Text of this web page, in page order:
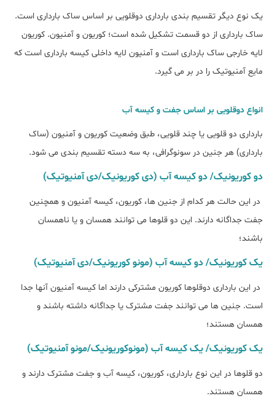
یک نوع دیگر تقسیم بندی بارداری دوقلویی بر اساس ساک بارداری است.
ساک بارداری از دو قسمت تشکیل شده است؛ کوریون و آمنیون. کوریون
لایه خارجی ساک بارداری است و آمنیون لایه داخلی کیسه بارداری است که
مایع آمنیوتیک را در بر می گیرد.
انواع دوقلویی بر اساس جفت و کیسه آب
بارداری دو قلویی یا چند قلویی، طبق وضعیت کوریون و آمنیون (ساک
بارداری) هر جنین در سونوگرافی، به سه دسته تقسیم بندی می شود.
دو کوریونیک/ دو کیسه آب (دی کوریونیک/دی آمنیوتیک)
در این حالت هر کدام از جنین ها، کوریون، کیسه آمنیون و همچنین
جفت جداگانه دارند. این دو قلوها می توانند همسان و یا ناهمسان
باشند؛
یک کوریونیک/ دو کیسه آب (مونو کوریونیک/دی آمنیوتیک)
در این بارداری دوقلوها کوریون مشترکی دارند اما کیسه آمنیون آنها جدا
است. جنین ها می توانند جفت مشترک یا جداگانه داشته باشند و
همسان هستند؛
یک کوریونیک/ یک کیسه آب (مونوکوریونیک/مونو آمنیوتیک)
دو قلوها در این نوع بارداری، کوریون، کیسه آب و جفت مشترک دارند و
همسان هستند.